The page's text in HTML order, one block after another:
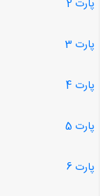
پارت 2
پارت 3
پارت 4
پارت 5
پارت 6